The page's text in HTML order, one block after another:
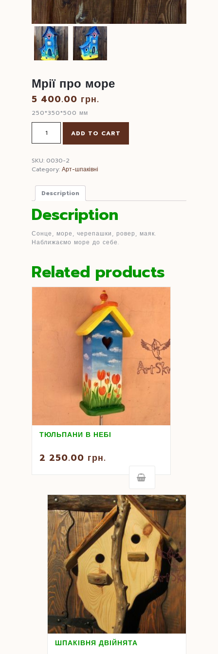
Мрії про море
5 400.00 грн.
250*350*500 мм
море
ADD TO CART
SKU: 0030-2
Category: Арт-шпаківні
Description
Description
Сонце, море, черепашки, ровер, маяк.
Наближаємо море до себе.
Related products
ТЮЛЬПАНИ В НЕБІ
2 250.00 грн.
ШПАКІВНЯ ДВІЙНЯТА